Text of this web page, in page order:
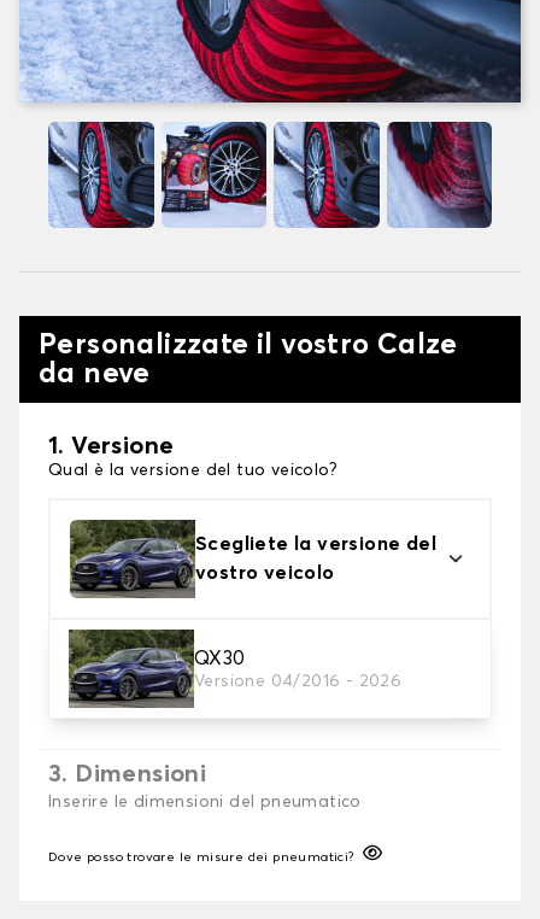
Personalizzate il vostro Calze
da neve
1. Versione
Qual è la versione del tuo veicolo?
Scegliete la versione del
vostro veicolo
QX30
Versione 04/2016 - 2026
2. Finitura a calza
Scegli le calze da neve adatte alle tue necessità
3. Dimensioni
Inserire le dimensioni del pneumatico
Dove posso trovare le misure dei pneumatici?